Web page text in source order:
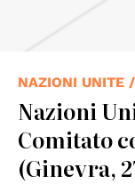
NAZIONI UNITE
Nazioni
Comitato
(Ginevra,